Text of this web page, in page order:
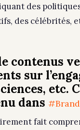
des
des célébrités,
contenus
sur
etc.
dans
fait